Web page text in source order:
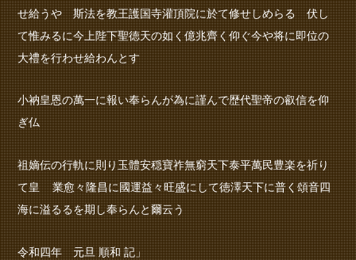
せ給うや 斯法を教王護国寺灌頂院に於て修せしめらる 伏し
て惟みるに今上陛下聖徳天の如く億兆齊く仰ぐ今や将に即位の
大禮を行わせ給わんとす
小衲皇恩の萬一に報い奉らんが為に謹んで歴代聖帝の叡信を仰
ぎ仏
祖嫡伝の行軌に則り玉體安穏寶祚無窮天下泰平萬民豊楽を祈り
て皇 業愈々隆昌に國運益々旺盛にして徳澤天下に普く頌音四
海に溢るるを期し奉らんと爾云う
令和四年 元旦 順和 記」